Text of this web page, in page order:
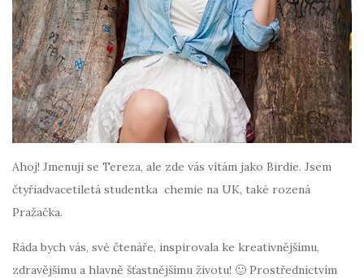
Ahoj! Jmenuji se Tereza, ale zde vás vítám jako Birdie. Jsem
čtyřiadvacetiletá studentka chemie na UK, také rozená
Pražačka.
Ráda bych vás, své čtenáře, inspirovala ke kreativnějšímu,
zdravějšímu a hlavně šťastnějšímu životu! 🙂 Prostřednictvím